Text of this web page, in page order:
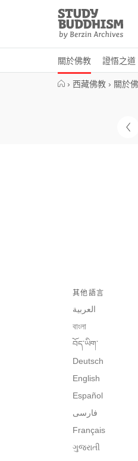
Study
Buddhism
Home
關於佛教 證悟之道
› 西藏佛教 › 關於
其他語言
العربية
বাংলা
བོད་ཡིག་
Deutsch
English
Español
فارسی
Français
ગુજરાતી